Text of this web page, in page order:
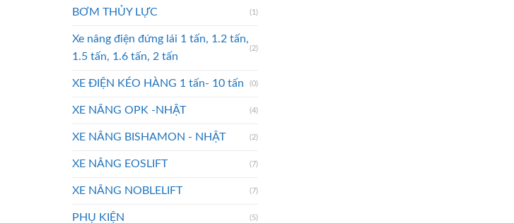
BƠM THỦY LỰC (1)
Xe nâng điện đứng lái 1 tấn, 1.2 tấn,
1.5 tấn, 1.6 tấn, 2 tấn
(2)
XE ĐIỆN KÉO HÀNG 1 tấn- 10 tấn (0)
XE NÂNG OPK -NHẬT (4)
XE NÂNG BISHAMON - NHẬT (2)
XE NÂNG EOSLIFT (7)
XE NÂNG NOBLELIFT (7)
PHỤ KIỆN (5)